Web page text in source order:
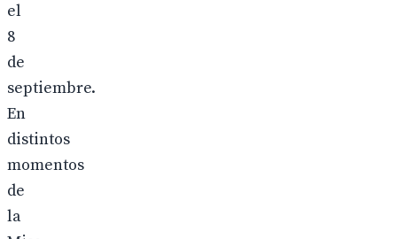
el
8
de
septiembre.
En
distintos
momentos
de
la